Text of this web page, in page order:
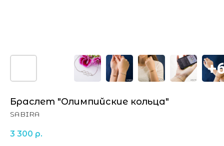
Браслет "Олимпийские кольца"
SABIRA
3 300 р.